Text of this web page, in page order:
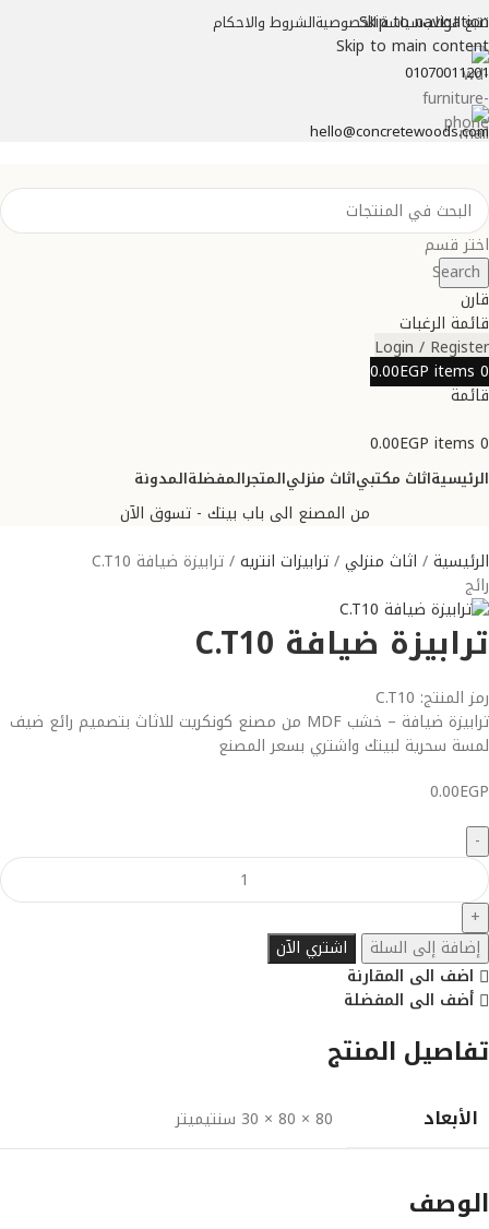
Skip to navigation
Skip to main content
تتبع الطلبسياسة الخصوصيةالشروط والاحكام
01070011201
hello@concretewoods.com
اختر قسم
Search
قارن
قائمة الرغبات
Login / Register
0
items
0.00EGP
قائمة
0
items
0.00EGP
الرئيسيةاثاث مكتبياثاث منزليالمتجرالمفضلةالمدونة
من المصنع الى باب بيتك - تسوق الآن
الرئيسية اثاث منزلي ترابيزات انتريه ترابيزة ضيافة C.T10
رائج
ترابيزة ضيافة C.T10
رمز المنتج: C.T10
ترابيزة ضيافة – خشب MDF من مصنع كونكريت للاثاث بتصميم رائع ضيف
لمسة سحرية لبيتك واشتري بسعر المصنع
0.00EGP
إضافة إلى السلة
اشتري الآن
اضف الى المقارنة
أضف الى المفضلة
تفاصيل المنتج
الأبعاد 80 × 80 × 30 سنتيميتر
الوصف